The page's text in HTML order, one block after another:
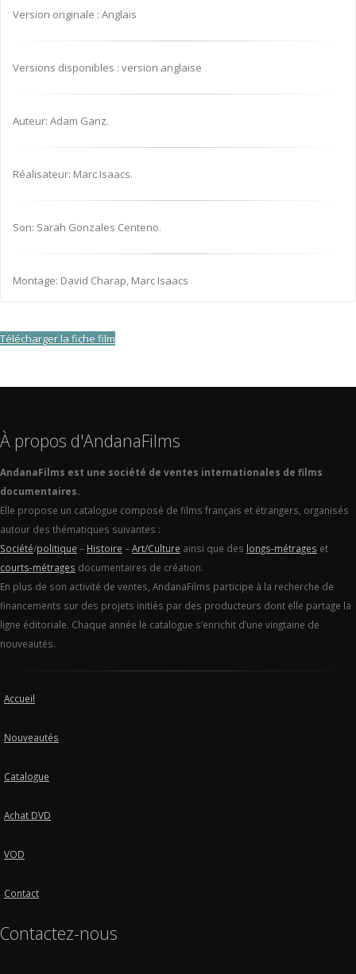
Version originale : Anglais
Versions disponibles : version anglaise
Auteur: Adam Ganz.
Réalisateur: Marc Isaacs.
Son: Sarah Gonzales Centeno.
Montage: David Charap, Marc Isaacs
Télécharger la fiche film
À propos d'AndanaFilms
AndanaFilms est une société de ventes internationales de films
documentaires.
Elle propose un catalogue composé de films français et étrangers, organisés
autour des thématiques suivantes :
Société/politique – Histoire –Art/Culture ainsi que des longs-métrages et
courts-métrages documentaires de création.
En plus de son activité de ventes, AndanaFilms participe à la recherche de
financements sur des projets initiés par des producteurs dont elle partage la
ligne éditoriale. Chaque année le catalogue s’enrichit d’une vingtaine de
nouveautés.
Accueil
Nouveautés
Catalogue
Achat DVD
VOD
Contact
Contactez-nous